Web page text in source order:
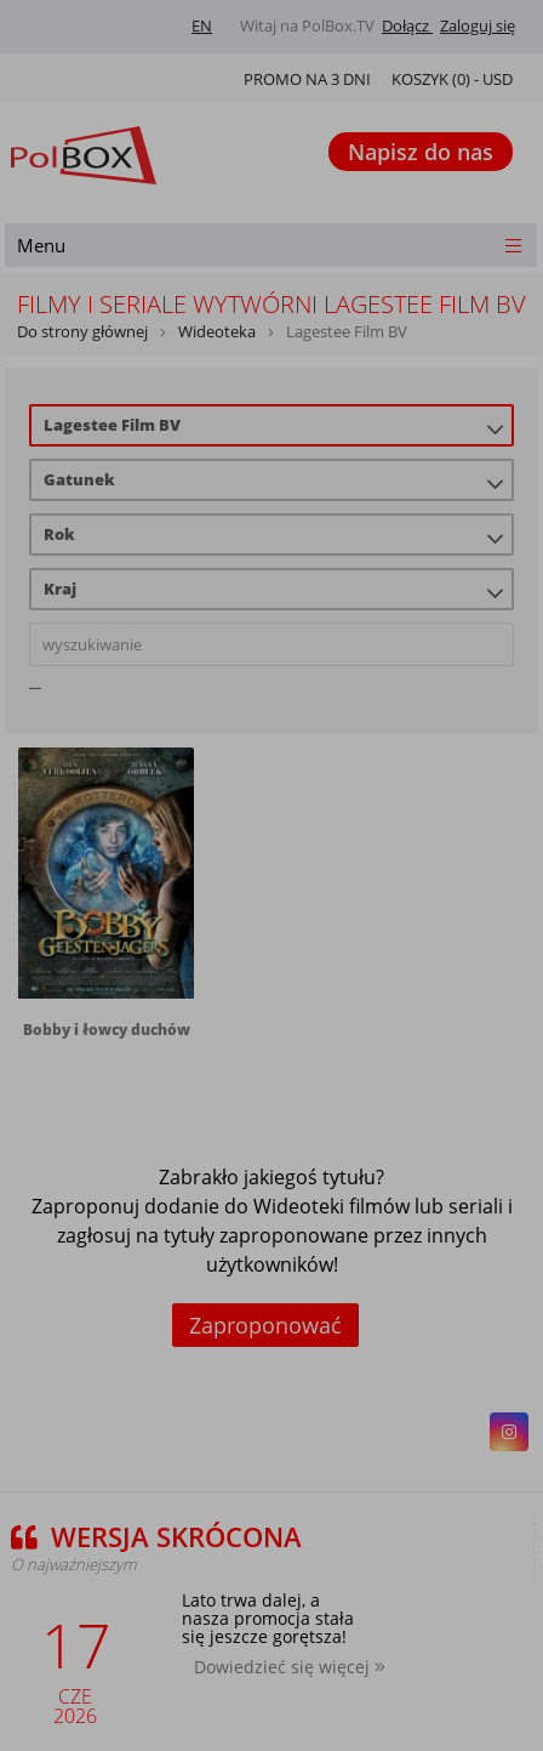
Witaj na PolBox.TV Dołącz Zaloguj się
EN
KOSZYK (0) - USD
PROMO NA 3 DNI
Napisz do nas
Menu
FILMY I SERIALE WYTWÓRNI LAGESTEE FILM BV
Do strony głównej Wideoteka Lagestee Film BV
Lagestee Film BV
Gatunek
Rok
Kraj
Bobby i łowcy duchów
Zabrakło jakiegoś tytułu?
Zaproponuj dodanie do Wideoteki filmów lub seriali i
zagłosuj na tytuły zaproponowane przez innych
użytkowników!
Zaproponować
WERSJA SKRÓCONA
O najważniejszym
17
CZE
2026
Lato trwa dalej, a
nasza promocja stała
się jeszcze gorętsza!
Dowiedzieć się więcej